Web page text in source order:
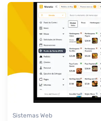
Sistemas Web